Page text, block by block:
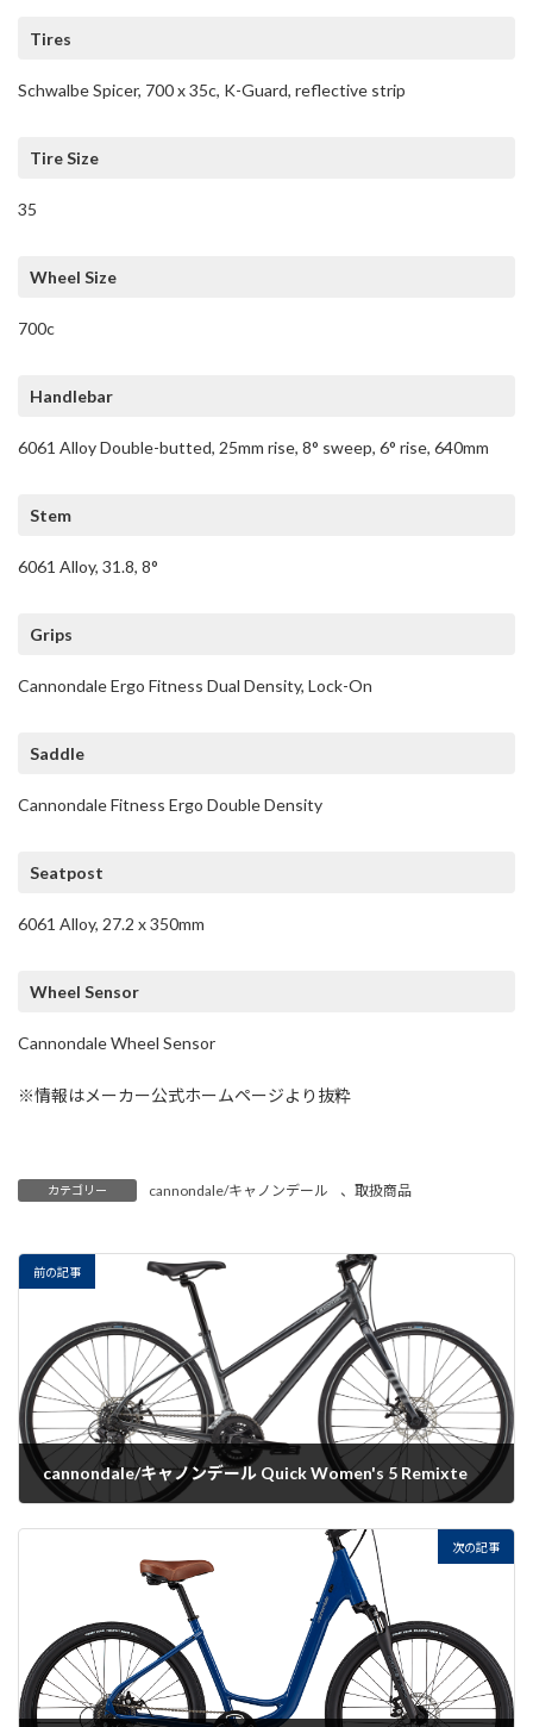
Tires
Schwalbe Spicer, 700 x 35c, K-Guard, reflective strip
Tire Size
35
Wheel Size
700c
Handlebar
6061 Alloy Double-butted, 25mm rise, 8° sweep, 6° rise, 640mm
Stem
6061 Alloy, 31.8, 8°
Grips
Cannondale Ergo Fitness Dual Density, Lock-On
Saddle
Cannondale Fitness Ergo Double Density
Seatpost
6061 Alloy, 27.2 x 350mm
Wheel Sensor
Cannondale Wheel Sensor
※情報はメーカー公式ホームページより抜粋
カテゴリー cannondale/キャノンデール 、 取扱商品
前の記事
cannondale/キャノンデール Quick Women's 5 Remixte
次の記事